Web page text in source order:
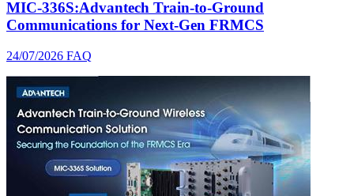
MIC-336S:Advantech Train-to-Ground
Communications for Next-Gen FRMCS
24/07/2026 FAQ